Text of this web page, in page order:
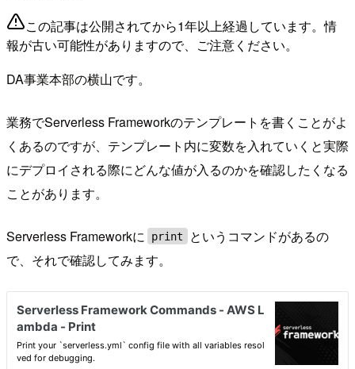
この記事は公開されてから1年以上経過しています。情
報が古い可能性がありますので、ご注意ください。
DA事業本部の横山です。
業務でServerless Frameworkのテンプレートを書くことがよ
くあるのですが、テンプレート内に変数を入れていくと実際
にデプロイされる際にどんな値が入るのかを確認したくなる
ことがあります。
Serverless Frameworkに print
というコマンドがあるの
で、それで確認してみます。